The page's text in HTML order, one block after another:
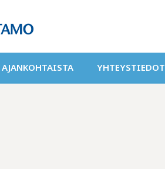
AJANKOHTAISTA YHTEYSTIEDOT